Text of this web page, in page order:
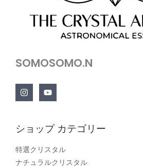
SOMOSOMO.N
ショップ カテゴリー
特選クリスタル
ナチュラルクリスタル